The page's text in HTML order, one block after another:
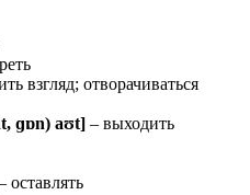
взгляд; отворачиваться
ɡɒn) aʊt] – выходить
оставлять